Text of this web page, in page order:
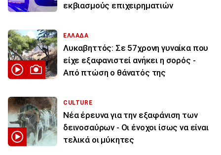
εκβιασμούς επιχειρηματιών
ΕΛΛΑΔΑ
Λυκαβηττός: Σε 57χρονη γυναίκα που
είχε εξαφανιστεί ανήκει η σορός -
Από πτώση ο θάνατός της
CULTURE
Νέα έρευνα για την εξαφάνιση των
δεινοσαύρων - Οι ένοχοι ίσως να είναι
τελικά οι μύκητες